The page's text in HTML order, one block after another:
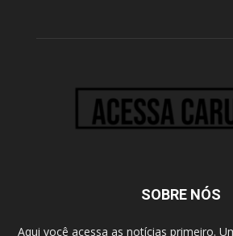
SOBRE NÓS
Aqui você acessa as notícias primeiro.